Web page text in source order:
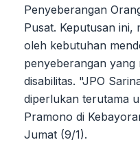
Penyeberangan
Pusat. Keputusan ini,
oleh kebutuhan
penyeberangan yang
disabilitas. "JPO
diperlukan terutama
Pramono di
Jumat (9/1).